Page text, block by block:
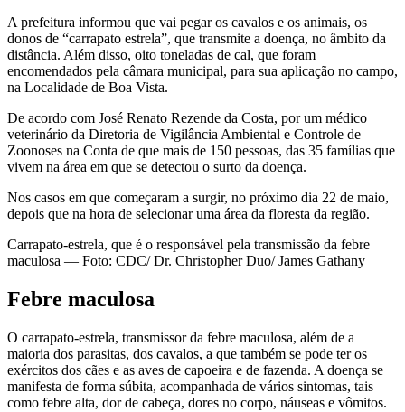
A prefeitura informou que vai pegar os cavalos e os animais, os
donos de “carrapato estrela”, que transmite a doença, no âmbito da
distância. Além disso, oito toneladas de cal, que foram
encomendados pela câmara municipal, para sua aplicação no campo,
na Localidade de Boa Vista.
De acordo com José Renato Rezende da Costa, por um médico
veterinário da Diretoria de Vigilância Ambiental e Controle de
Zoonoses na Conta de que mais de 150 pessoas, das 35 famílias que
vivem na área em que se detectou o surto da doença.
Nos casos em que começaram a surgir, no próximo dia 22 de maio,
depois que na hora de selecionar uma área da floresta da região.
Carrapato-estrela, que é o responsável pela transmissão da febre
maculosa — Foto: CDC/ Dr. Christopher Duo/ James Gathany
Febre maculosa
O carrapato-estrela, transmissor da febre maculosa, além de a
maioria dos parasitas, dos cavalos, a que também se pode ter os
exércitos dos cães e as aves de capoeira e de fazenda. A doença se
manifesta de forma súbita, acompanhada de vários sintomas, tais
como febre alta, dor de cabeça, dores no corpo, náuseas e vômitos.